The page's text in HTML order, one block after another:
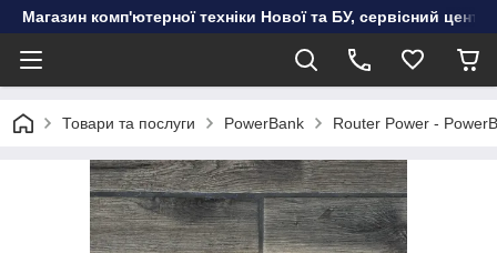
Магазин комп'ютерної техніки Нової та БУ, сервісний центр
Товари та послуги PowerBank Router Power -